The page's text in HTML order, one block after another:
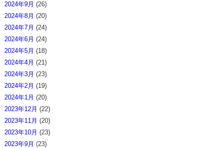
2024年9月 (26)
2024年8月 (20)
2024年7月 (24)
2024年6月 (24)
2024年5月 (18)
2024年4月 (21)
2024年3月 (23)
2024年2月 (19)
2024年1月 (20)
2023年12月 (22)
2023年11月 (20)
2023年10月 (23)
2023年9月 (23)